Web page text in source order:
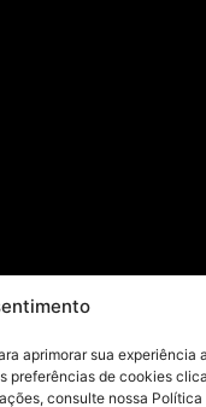
aprimorar sua experiência
preferências de cookies
consulte nossa Política